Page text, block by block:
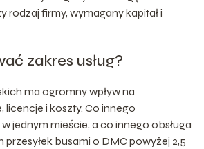
rodzaj firmy, wymagany kapitał i
zakres usług?
ma ogromny wpływ na
licencje i koszty. Co innego
jednym mieście, a co innego obsługa
busami o DMC powyżej 2,5